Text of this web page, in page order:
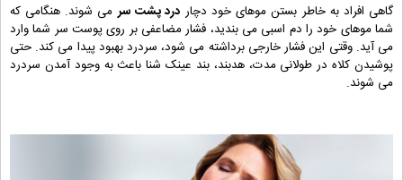
گاهی افراد به خاطر بستن موهای خود دچار درد پشت سرمی شوند. هنگامی که
شما موهای خود را دم اسبی می بندید، فشار مضاعفی بر روی پوست سر شما وارد
می آید. وقتی این فشار خارجی برداشته می شود، سردرد بهبود پیدا می کند. حتی
پوشیدن کلاه در طولانی مدت، هدبند، بند عینک شنا باعث به وجود آمدن سردرد
می شوند.